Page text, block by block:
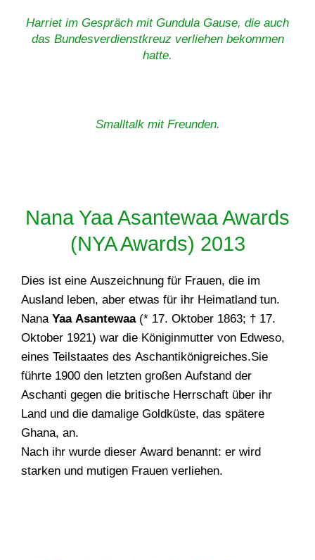
Harriet im Gespräch mit Gundula Gause, die auch
das Bundesverdienstkreuz verliehen bekommen
hatte.
Smalltalk mit Freunden.
Nana Yaa Asantewaa Awards
(NYA Awards) 2013
Dies ist eine Auszeichnung für Frauen, die im
Ausland leben, aber etwas für ihr Heimatland tun.
Nana Yaa Asantewaa(* 17. Oktober 1863; † 17.
Oktober 1921) war die Königinmutter von Edweso,
eines Teilstaates des Aschantikönigreiches.Sie
führte 1900 den letzten großen Aufstand der
Aschanti gegen die britische Herrschaft über ihr
Land und die damalige Goldküste, das spätere
Ghana, an.
Nach ihr wurde dieser Award benannt: er wird
starken und mutigen Frauen verliehen.